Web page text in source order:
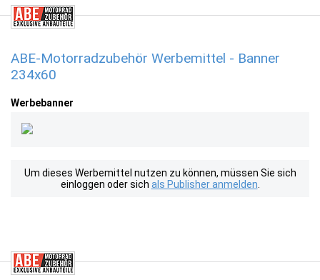
ABE-Motorradzubehör Werbemittel - Banner
234x60
Werbebanner
Um dieses Werbemittel nutzen zu können, müssen Sie sich
einloggen oder sich als Publisher anmelden